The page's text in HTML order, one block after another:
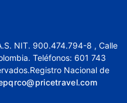
NIT. 900.474.794-8 , Calle
Teléfonos: 601 743
Nacional de